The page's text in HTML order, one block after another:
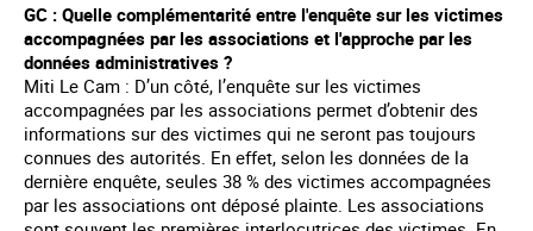
GC : Quelle complémentarité entre l'enquête sur les victimes
accompagnées par les associations et l'approche par les
données administratives ?
Miti Le Cam : D’un côté, l’enquête sur les victimes
accompagnées par les associations permet d’obtenir des
informations sur des victimes qui ne seront pas toujours
connues des autorités. En effet, selon les données de la
dernière enquête, seules 38 % des victimes accompagnées
par les associations ont déposé plainte. Les associations